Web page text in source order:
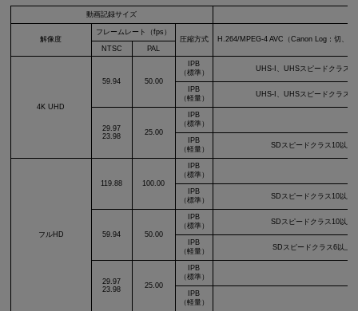
動画記録サイズ
解像度
フレームレート（fps）
圧縮方式
H.264/MPEG-4 AVC（Canon Log：切、
NTSC
PAL
4K UHD
59.94 50.00
IPB
（標準）
UHS-I、UHSスピードクラス3
IPB
（軽量）
UHS-I、UHSスピードクラス3
29.97
23.98
25.00
IPB
（標準）
IPB
（軽量）
SDスピードクラス10以上
フルHD
119.88 100.00
IPB
（標準）
IPB
（標準）
SDスピードクラス10以上
59.94 50.00
IPB
（標準）
SDスピードクラス10以上
IPB
（軽量）
SDスピードクラス6以上
29.97
23.98
25.00
IPB
（標準）
IPB
（軽量）